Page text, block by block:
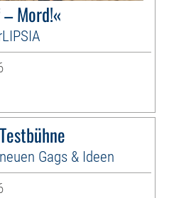
Mord!«
Gags & Ideen